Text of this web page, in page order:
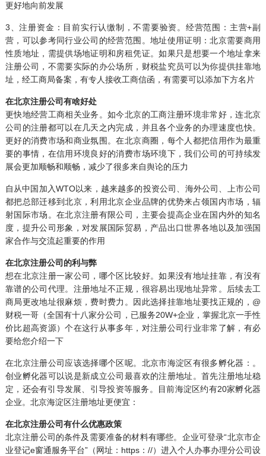
更好地向前发展
3、注册资金：目前实行认缴制，不需要验资。经营范围：主营+副
营，可以参考同行业公司的经营范围。地址使用证明：北京需要商用
性质地址，需提供场地证明和房租凭证。如果只是想要一个地址拿来
注册公司，不需要实际的办公场所，财税盐究员可以为你提供挂靠地
址，经工商局备案，有专人接收工商信函，有需要可以添加下方名片
在北京注册公司有啥好处
更快地经营工商相关业务。如今北京的工商注册环境非常好，连北京
公司的注册都可以在几天之内完成，并且各个业务的办理速度也快。
更好的消费市场和商业氛围。在北京商圈，每个人都把信用作为最重
要的事情，在信用环境良好的消费市场环境下，我们公司的可持续发
展会更加顺畅和顺畅，减少了很多来自舆论的压力
自从中国加入WTO以来，越来越多的投资公司、海外公司、上市公司
都把总部迁移到北京，利用北京企业品牌的优势来占领国内市场，辐
射国际市场。在北京注册有限公司，主要会提高企业在国内外的知名
度，提升公司形象，对发展国际贸易，产品出口世界各地以及加强国
家合作与交流起重要的作用
在北京注册公司的利与弊
想在北京注册一家公司，哪个区比较好。如果没有地址挂靠，有没有
靠谱的公司代理。注册地址不正规，很容易出现地址异常。后续去工
商局更改地址很麻烦，费时费力。因此选择挂靠地址要找正规的，@
财税一哥（全国有十八家分公司，已服务20W+企业，掌握北京一手性
价比超高资源）个在这行从事多年，对注册公司行业非常了解，有必
要给您介绍一下
在北京注册公司应该选择哪个区呢。北京市海淀区有很多孵化器：。
创业孵化器可以说是新成立公司最喜欢的注册地址。首先注册地址稳
定，还会有引导发展、引导投资等服务。目前海淀区约有20家孵化器
企业。北京海淀区注册地址更便宜：
在北京注册公司有什么优惠政策
北京注册公司的条件及需要准备的材料有哪些。企业可登录“北京市企
业登记e窗通服务平台”（网址：https：//）进入个人办事办理分公司设